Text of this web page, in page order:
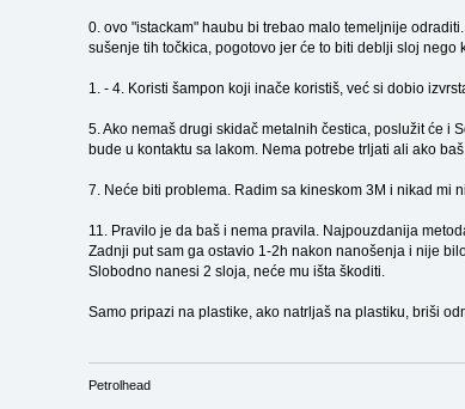
0. ovo "istackam" haubu bi trebao malo temeljnije
sušenje tih točkica, pogotovo jer će to biti deblji sloj nego
1. - 4. Koristi šampon koji inače koristiš, već si dobio
5. Ako nemaš drugi skidač metalnih čestica, poslužit će i
bude u kontaktu sa lakom. Nema potrebe trljati ali ako
7. Neće biti problema. Radim sa kineskom 3M i nikad mi
11. Pravilo je da baš i nema pravila. Najpouzdanija
Zadnji put sam ga ostavio 1-2h nakon nanošenja i nije
Slobodno nanesi 2 sloja, neće mu išta škoditi.
Samo pripazi na plastike, ako natrljaš na plastiku, briši
Petrolhead